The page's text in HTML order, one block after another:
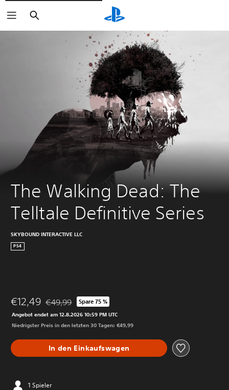
Suchen
The Walking Dead: The
Telltale Definitive Series
SKYBOUND INTERACTIVE LLC
PS4
€12,49 Preisnachlass gegenüber dem Originalpreis von
€49,99 Spare 75 %
Angebot endet am 12.8.2026 10:59 PM UTC
Niedrigster Preis in den letzten 30 Tagen: €49,99
In den Einkaufswagen
1 Spieler